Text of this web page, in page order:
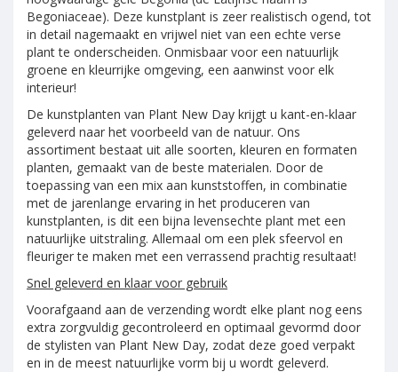
Begoniaceae). Deze kunstplant is zeer realistisch ogend, tot
in detail nagemaakt en vrijwel niet van een echte verse
plant te onderscheiden. Onmisbaar voor een natuurlijk
groene en kleurrijke omgeving, een aanwinst voor elk
interieur!
De kunstplanten van Plant New Day krijgt u kant-en-klaar
geleverd naar het voorbeeld van de natuur. Ons
assortiment bestaat uit alle soorten, kleuren en formaten
planten, gemaakt van de beste materialen. Door de
toepassing van een mix aan kunststoffen, in combinatie
met de jarenlange ervaring in het produceren van
kunstplanten, is dit een bijna levensechte plant met een
natuurlijke uitstraling. Allemaal om een plek sfeervol en
fleuriger te maken met een verrassend prachtig resultaat!
Snel geleverd en klaar voor gebruik
Voorafgaand aan de verzending wordt elke plant nog eens
extra zorgvuldig gecontroleerd en optimaal gevormd door
de stylisten van Plant New Day, zodat deze goed verpakt
en in de meest natuurlijke vorm bij u wordt geleverd.